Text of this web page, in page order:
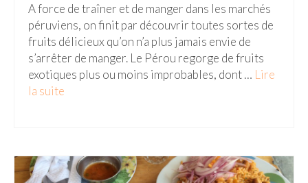
A force de traîner et de manger dans les marchés
péruviens, on finit par découvrir toutes sortes de
fruits délicieux qu’on n’a plus jamais envie de
s’arrêter de manger. Le Pérou regorge de fruits
exotiques plus ou moins improbables, dont … Lire
la suite­­